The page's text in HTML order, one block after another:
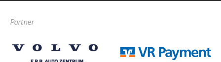
Partner